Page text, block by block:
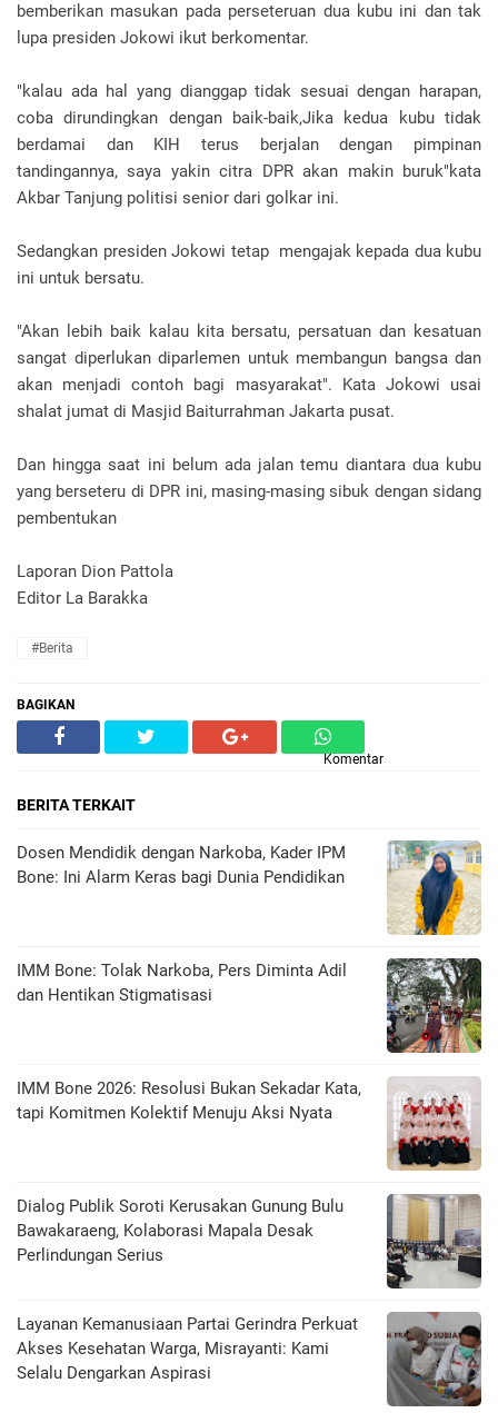
bemberikan masukan pada perseteruan dua kubu ini dan tak
lupa presiden Jokowi ikut berkomentar.
"kalau ada hal yang dianggap tidak sesuai dengan harapan,
coba dirundingkan dengan baik-baik,Jika kedua kubu tidak
berdamai dan KIH terus berjalan dengan pimpinan
tandingannya, saya yakin citra DPR akan makin buruk"kata
Akbar Tanjung politisi senior dari golkar ini.
Sedangkan presiden Jokowi tetap mengajak kepada dua kubu
ini untuk bersatu.
"Akan lebih baik kalau kita bersatu, persatuan dan kesatuan
sangat diperlukan diparlemen untuk membangun bangsa dan
akan menjadi contoh bagi masyarakat". Kata Jokowi usai
shalat jumat di Masjid Baiturrahman Jakarta pusat.
Dan hingga saat ini belum ada jalan temu diantara dua kubu
yang berseteru di DPR ini, masing-masing sibuk dengan sidang
pembentukan
Laporan Dion Pattola
Editor La Barakka
#Berita
BAGIKAN
Komentar
BERITA TERKAIT
Dosen Mendidik dengan Narkoba, Kader IPM
Bone: Ini Alarm Keras bagi Dunia Pendidikan
IMM Bone: Tolak Narkoba, Pers Diminta Adil
dan Hentikan Stigmatisasi
IMM Bone 2026: Resolusi Bukan Sekadar Kata,
tapi Komitmen Kolektif Menuju Aksi Nyata
Dialog Publik Soroti Kerusakan Gunung Bulu
Bawakaraeng, Kolaborasi Mapala Desak
Perlindungan Serius
Layanan Kemanusiaan Partai Gerindra Perkuat
Akses Kesehatan Warga, Misrayanti: Kami
Selalu Dengarkan Aspirasi